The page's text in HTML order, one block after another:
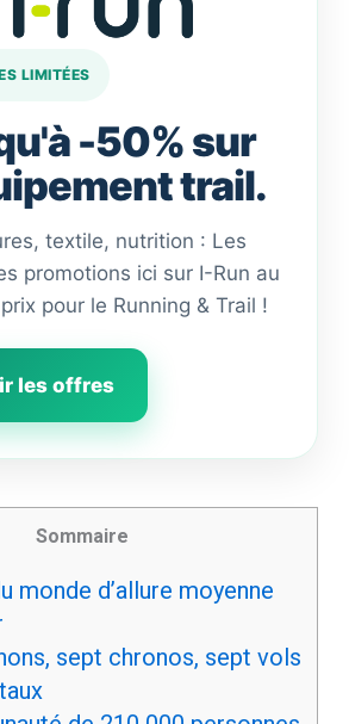
LIMITÉES
-50% sur
trail.
textile, nutrition : Les
promotions ici sur I-Run au
pour le Running & Trail !
les offres
Sommaire
monde d’allure moyenne
sept chronos, sept vols